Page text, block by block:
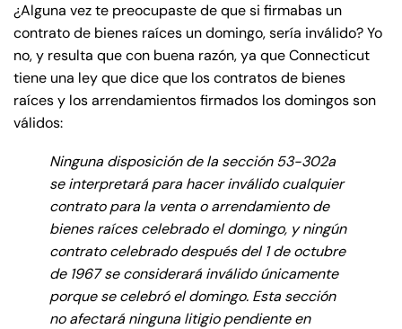
de
Pe
rs
on
al
Inj
y
de
C
on
ne
cti
cu
¿Alguna vez te preocupaste de que si firmabas un
contrato de bienes raíces un domingo, sería inválido? Yo
no, y resulta que con buena razón, ya que Connecticut
tiene una ley que dice que los contratos de bienes
raíces y los arrendamientos firmados los domingos son
válidos:
Ninguna disposición de la sección 53-302a
se interpretará para hacer inválido cualquier
contrato para la venta o arrendamiento de
bienes raíces celebrado el domingo, y ningún
contrato celebrado después del 1 de octubre
de 1967 se considerará inválido únicamente
porque se celebró el domingo. Esta sección
no afectará ninguna litigio pendiente en